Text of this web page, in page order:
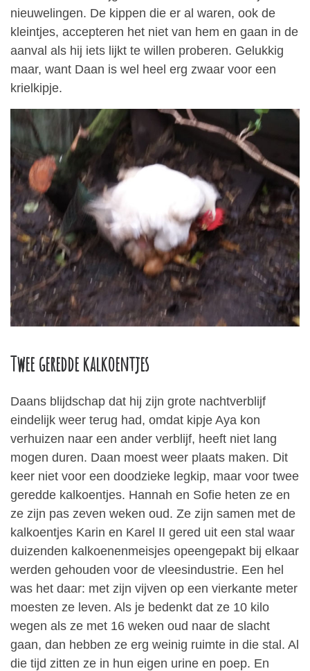
nieuwelingen. De kippen die er al waren, ook de
kleintjes, accepteren het niet van hem en gaan in de
aanval als hij iets lijkt te willen proberen. Gelukkig
maar, want Daan is wel heel erg zwaar voor een
krielkipje.
Twee geredde kalkoentjes
Daans blijdschap dat hij zijn grote nachtverblijf
eindelijk weer terug had, omdat kipje Aya kon
verhuizen naar een ander verblijf, heeft niet lang
mogen duren. Daan moest weer plaats maken. Dit
keer niet voor een doodzieke legkip, maar voor twee
geredde kalkoentjes. Hannah en Sofie heten ze en
ze zijn pas zeven weken oud. Ze zijn samen met de
kalkoentjes Karin en Karel II gered uit een stal waar
duizenden kalkoenenmeisjes opeengepakt bij elkaar
werden gehouden voor de vleesindustrie. Een hel
was het daar: met zijn vijven op een vierkante meter
moesten ze leven. Als je bedenkt dat ze 10 kilo
wegen als ze met 16 weken oud naar de slacht
gaan, dan hebben ze erg weinig ruimte in die stal. Al
die tijd zitten ze in hun eigen urine en poep. En